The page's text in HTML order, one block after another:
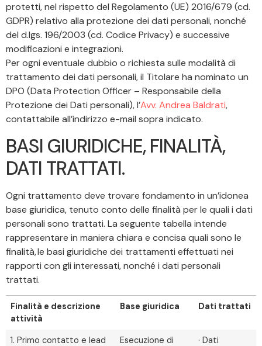
protetti, nel rispetto del Regolamento (UE) 2016/679 (cd.
GDPR) relativo alla protezione dei dati personali, nonché
del d.lgs. 196/2003 (cd. Codice Privacy) e successive
modificazioni e integrazioni.
Per ogni eventuale dubbio o richiesta sulle modalità di
trattamento dei dati personali, il Titolare ha nominato un
DPO (Data Protection Officer – Responsabile della
Protezione dei Dati personali), l’Avv. Andrea Baldrati,
contattabile all’indirizzo e-mail sopra indicato.
BASI GIURIDICHE, FINALITÀ,
DATI TRATTATI.
Ogni trattamento deve trovare fondamento in un’idonea
base giuridica, tenuto conto delle finalità per le quali i dati
personali sono trattati. La seguente tabella intende
rappresentare in maniera chiara e concisa quali sono le
finalità, le basi giuridiche dei trattamenti effettuati nei
rapporti con gli interessati, nonché i dati personali
trattati.
Finalità e descrizione
attività
Base giuridica Dati trattati
1. Primo contatto e lead
Esecuzione di
· Dati